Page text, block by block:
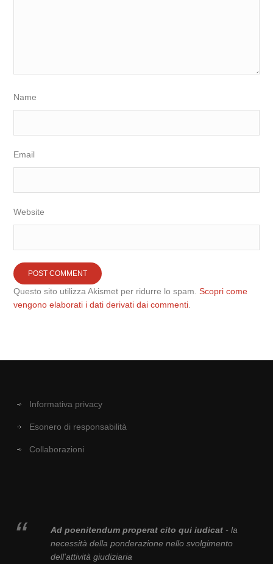
Name
Email
Website
Questo sito utilizza Akismet per ridurre lo spam.Scopri come
vengono elaborati i dati derivati dai commenti
Informativa privacy
Esonero di responsabilità
Collaborazioni
Ad poenitendum properat cito qui iudicat- la
necessità della ponderazione nello svolgimento
dell'attività giudiziaria